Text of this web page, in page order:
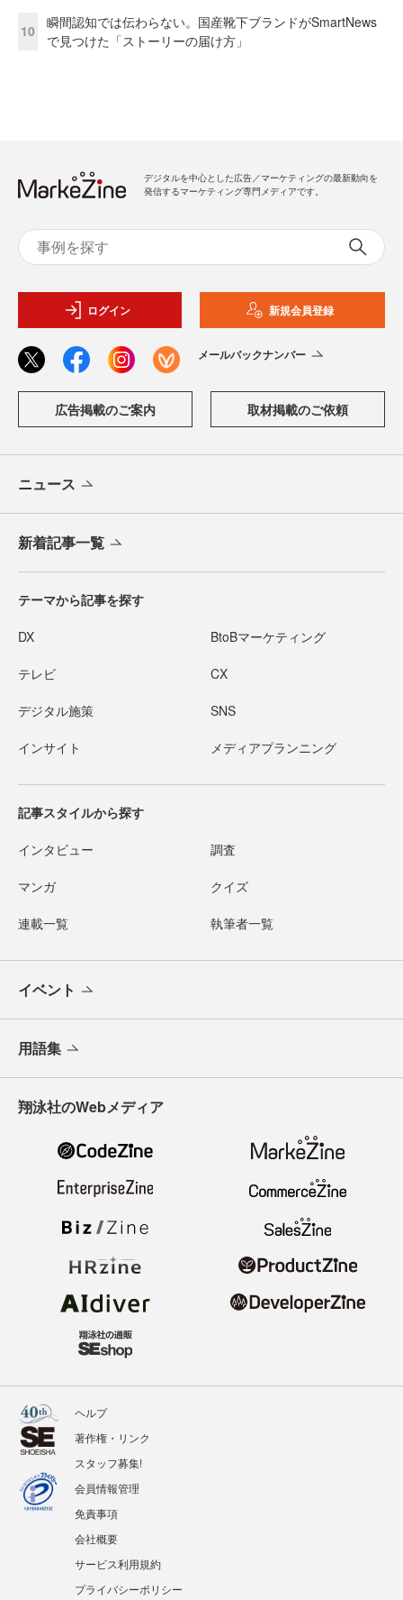
10
瞬間認知では伝わらない。国産靴下ブランドがSmartNews
で見つけた「ストーリーの届け方」
デジタルを中心とした広告／マーケティングの最新動向を
発信するマーケティング専門メディアです。
ログイン 新規会員登録
メールバックナンバー
広告掲載のご案内 取材掲載のご依頼
ニュース
新着記事一覧
テーマから記事を探す
DX BtoBマーケティング
テレビ CX
デジタル施策 SNS
インサイト メディアプランニング
記事スタイルから探す
インタビュー 調査
マンガ クイズ
連載一覧 執筆者一覧
イベント
用語集
翔泳社のWebメディア
ヘルプ
著作権・リンク
スタッフ募集!
会員情報管理
免責事項
会社概要
サービス利用規約
プライバシーポリシー